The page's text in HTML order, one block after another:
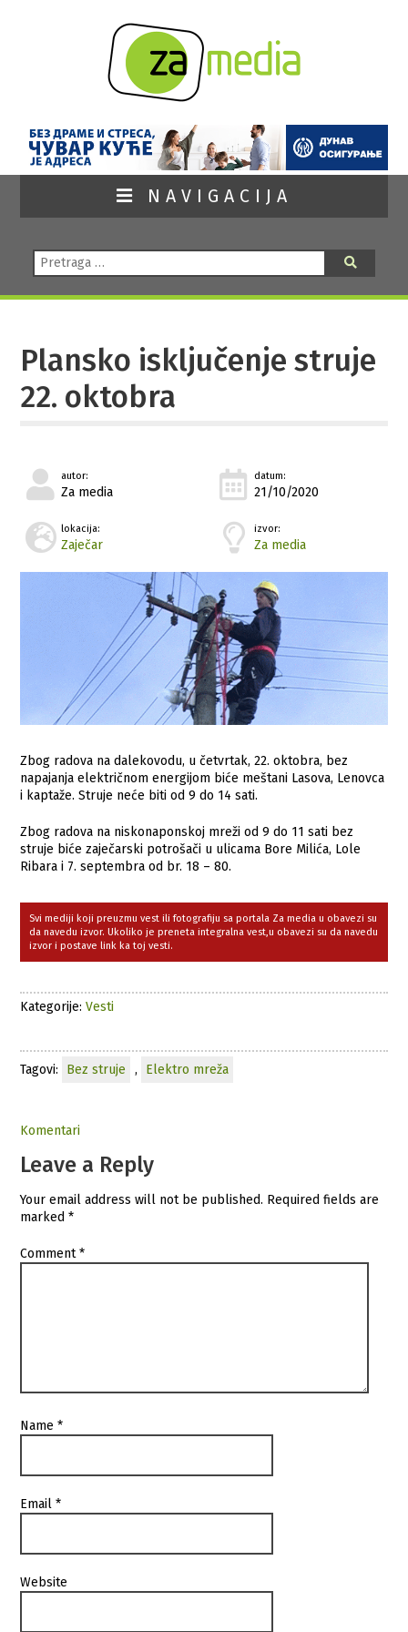
NAVIGACIJA
Pretraga:
Plansko isključenje struje
22. oktobra
autor:
Za media
datum:
21/10/2020
lokacija:
Zaječar
izvor:
Za media
Zbog radova na dalekovodu, u četvrtak, 22. oktobra, bez
napajanja električnom energijom biće meštani Lasova, Lenovca
i kaptaže. Struje neće biti od 9 do 14 sati.
Zbog radova na niskonaponskoj mreži od 9 do 11 sati bez
struje biće zaječarski potrošači u ulicama Bore Milića, Lole
Ribara i 7. septembra od br. 18 – 80.
Svi mediji koji preuzmu vest ili fotografiju sa portala Za media u obavezi su
da navedu izvor. Ukoliko je preneta integralna vest,u obavezi su da navedu
izvor i postave link ka toj vesti.
Kategorije:Vesti
Tagovi: Bez struje , Elektro mreža
Komentari
Leave a Reply
Your email address will not be published. Required fields are
marked*
Comment*
Name*
Email*
Website